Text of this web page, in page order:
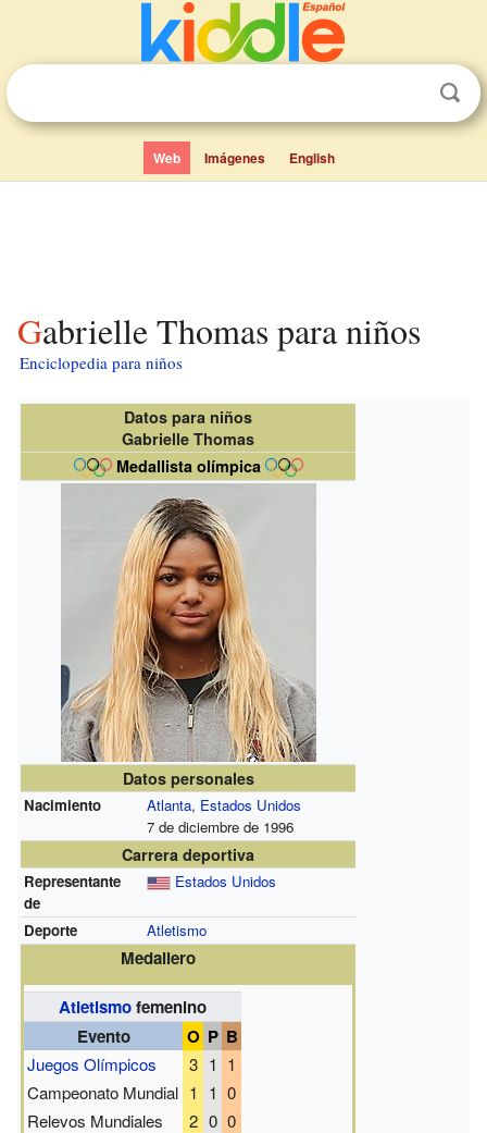
Web Imágenes English
Gabrielle Thomas para niños
Enciclopedia para niños
Datos para niños
Gabrielle Thomas
Medallista olímpica
Datos personales
Nacimiento Atlanta, Estados Unidos
7 de diciembre de 1996
Carrera deportiva
Representante
de
Estados Unidos
Deporte Atletismo
Medallero
Atletismofemenino
Evento
O P B
Juegos Olímpicos 3 1 1
Campeonato Mundial 1 1 0
Relevos Mundiales
2 0 0